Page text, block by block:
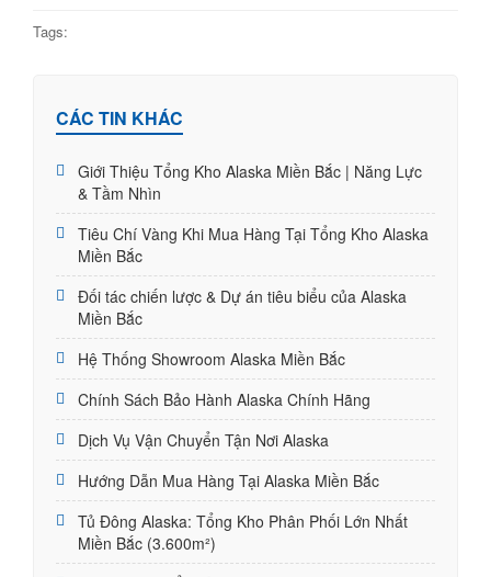
Tags:
CÁC TIN KHÁC
Giới Thiệu Tổng Kho Alaska Miền Bắc | Năng Lực
& Tầm Nhìn
Tiêu Chí Vàng Khi Mua Hàng Tại Tổng Kho Alaska
Miền Bắc
Đối tác chiến lược & Dự án tiêu biểu của Alaska
Miền Bắc
Hệ Thống Showroom Alaska Miền Bắc
Chính Sách Bảo Hành Alaska Chính Hãng
Dịch Vụ Vận Chuyển Tận Nơi Alaska
Hướng Dẫn Mua Hàng Tại Alaska Miền Bắc
Tủ Đông Alaska: Tổng Kho Phân Phối Lớn Nhất
Miền Bắc (3.600m²)